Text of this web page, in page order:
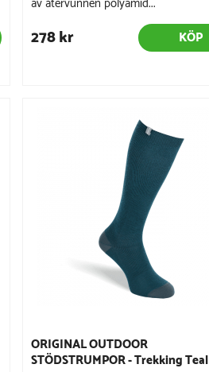
278 kr KÖP
ORIGINAL OUTDOOR
STÖDSTRUMPOR - Trekking Teal